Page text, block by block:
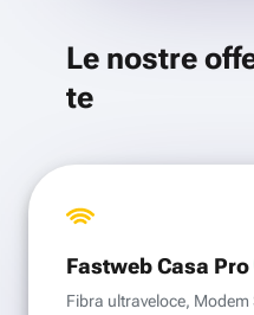
Le nostre
te
Fastweb Casa Pro
Fibra ultraveloce, Modem